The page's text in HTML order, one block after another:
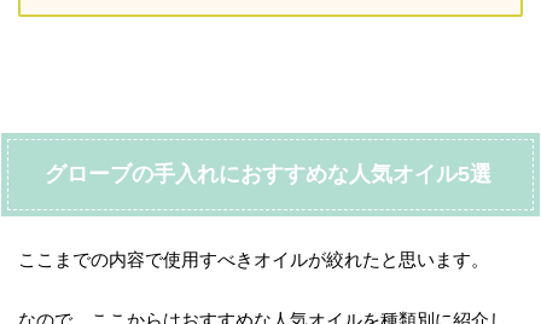
グローブの手入れにおすすめな人気オイル5選
ここまでの内容で使用すべきオイルが絞れたと思います。
なので、ここからはおすすめな人気オイルを種類別に紹介し